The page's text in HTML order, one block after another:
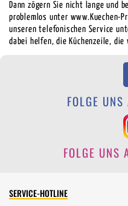
Dann zögern Sie nicht lange und
problemlos unter www.Kuechen-
unseren telefonischen Service
dabei helfen, die Küchenzeile,
FOLGE
FOLGE UNS
SERVICE-HOTLINE